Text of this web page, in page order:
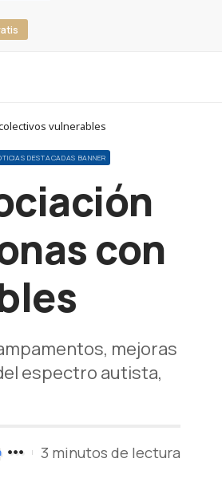
vulnerables
DESTACADAS BANNER
con
mejoras
espectro autista,
3 minutos de lectura